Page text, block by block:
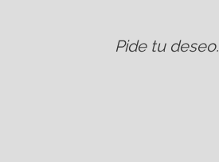
Pide tu deseo.